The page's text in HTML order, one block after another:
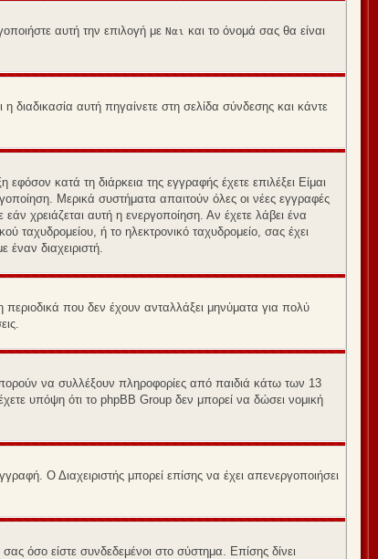
αυτή την επιλογή με Ναι
και το όνομά σας θα είναι
αυτή πηγαίνετε στη σελίδα σύνδεσης και κάντε
κατά τη διάρκεια της εγγραφής έχετε επιλέξει Είμαι
Μερικά συστήματα απαιτούν όλες οι νέες εγγραφές
χρειάζεται αυτή η ενεργοποίηση. Αν έχετε λάβει ένα
ταχυδρομείου, ή το ηλεκτρονικό ταχυδρομείο, σας έχει
έναν διαχειριστή.
που δεν έχουν ανταλλάξει μηνύματα για πολύ
να συλλέξουν πληροφορίες από παιδιά κάτω των 13
υπόψη ότι το phpBB Group δεν μπορεί να δώσει νομική
Ο Διαχειριστής μπορεί επίσης να έχει απενεργοποιήσει
όσο είστε συνδεδεμένοι στο σύστημα. Επίσης δίνει